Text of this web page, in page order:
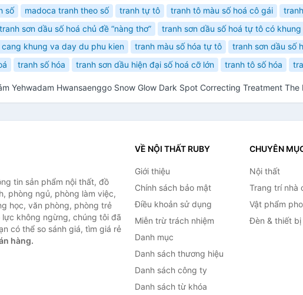
số madoca tranh theo số tranh tự tô tranh tô màu số hoá cô gái
tranh sơn dầu số hoá chủ đề “nàng thơ” tranh sơn dầu số hoá tự tô có khung
khung va day du phu kien
tranh màu số hóa tự tô tranh sơn dầu số
tranh số hóa tranh sơn dầu hiện đại số hoá cỡ lớn tranh tô số hóa
Yehwadam Hwansaenggo Snow Glow Dark Spot Correcting Treatment The
tin sản phẩm nội thất, đồ
phòng ngủ, phòng làm việc,
học, văn phòng, phòng trẻ
không ngừng, chúng tôi đã
có thể so sánh giá, tìm giá rẻ
hàng.
VỀ NỘI THẤT RUBY
Giới thiệu
Chính sách bảo mật
Điều khoản sử dụng
Miễn trừ trách nhiệm
Danh mục
Danh sách thương hiệu
Danh sách công ty
Danh sách từ khóa
CHUYÊN
Nội thất
Trang trí nhà
Vật phẩm
Đèn & thiết bị